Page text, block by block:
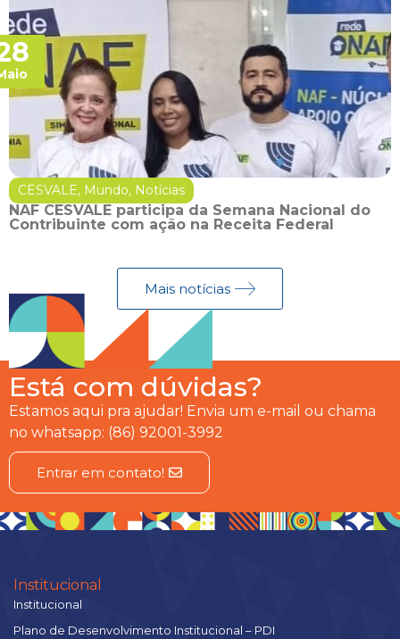
CESVALE, Mundo, Notícias
NAF CESVALE participa da Semana Nacional do
Contribuinte com ação na Receita Federal
Mais notícias
Está com dúvidas?
Estamos aqui pra ajudar! Envia um e-mail ou chama
no whatsapp: (86) 92001-3992
Entrar em contato!
Institucional
Institucional
Plano de Desenvolvimento Institucional – PDI